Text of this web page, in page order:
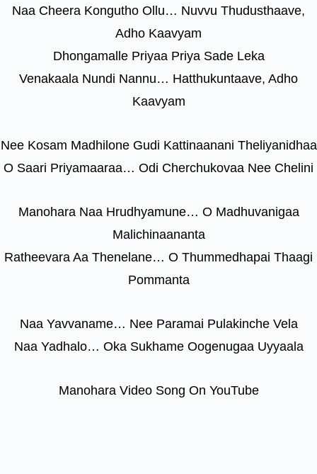
Naa Cheera Kongutho Ollu… Nuvvu Thudusthaave,
Adho Kaavyam
Dhongamalle Priyaa Priya Sade Leka
Venakaala Nundi Nannu… Hatthukuntaave, Adho
Kaavyam
Nee Kosam Madhilone Gudi Kattinaanani Theliyanidhaa
O Saari Priyamaaraa… Odi Cherchukovaa Nee Chelini
Manohara Naa Hrudhyamune… O Madhuvanigaa
Malichinaananta
Ratheevara Aa Thenelane… O Thummedhapai Thaagi
Pommanta
Naa Yavvaname… Nee Paramai Pulakinche Vela
Naa Yadhalo… Oka Sukhame Oogenugaa Uyyaala
Manohara Video Song On YouTube